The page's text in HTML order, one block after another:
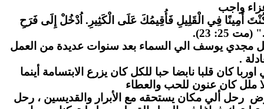
واجب
أَمِينًا فِي الْقَلِيلِ فَأُقِيمُكَ عَلَى الْكَثِيرِ. اُدْخُلْ إِلَى فَرَحِ
25: 23).
مجدي يوسف الي السماء بعد سنوات عديدة من العمل
.
كان قلبا نابضا حبا للكل كان يزرع الابتسامة أينما
ملل كان عنون للحب والعطاء
رحل ألي مكان يستحقه مع الأبرار والقديسين ، رحل